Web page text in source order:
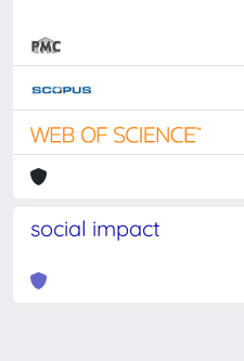
social impact